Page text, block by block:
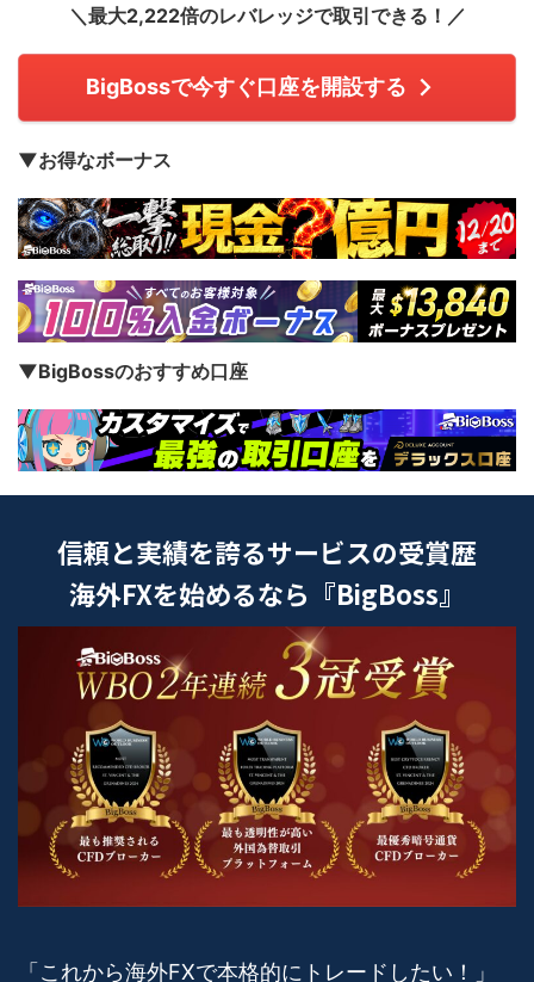
＼最大2,222倍のレバレッジで取引できる！／
BigBossで今すぐ口座を開設する
▼お得なボーナス
▼BigBossのおすすめ口座
信頼と実績を誇るサービスの受賞歴
海外FXを始めるなら『BigBoss』
「これから海外FXで本格的にトレードしたい！」